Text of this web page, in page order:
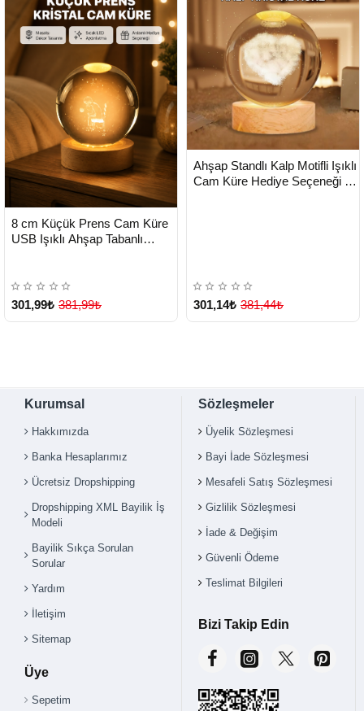
TESLİMAT
8 cm Küçük Prens Cam Küre
USB Işıklı Ahşap Tabanlı
301,99₺ 381,99₺
TESLİMAT
Çok Satılan Ürün
Ahşap Standlı Kalp Motifli Işıklı
Cam Küre Hediye Seçeneği -
301,14₺ 381,44₺
Kurumsal
Hakkımızda
Banka Hesaplarımız
Ücretsiz Dropshipping
Dropshipping XML Bayilik İş
Modeli
Bayilik Sıkça Sorulan
Sorular
Yardım
İletişim
Sitemap
Üye
Sepetim
Sözleşmeler
Üyelik Sözleşmesi
Bayi İade Sözleşmesi
Mesafeli Satış Sözleşmesi
Gizlilik Sözleşmesi
İade & Değişim
Güvenli Ödeme
Teslimat Bilgileri
Bizi Takip Edin